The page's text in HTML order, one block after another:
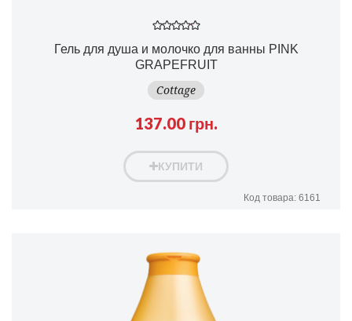
Гель для душа и молочко для ванны PINK
GRAPEFRUIT
Cottage
137.00 грн.
КУПИТИ
Код товара: 6161